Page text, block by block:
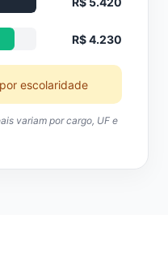
R$ 4.230
escolaridade
variam por cargo, UF e